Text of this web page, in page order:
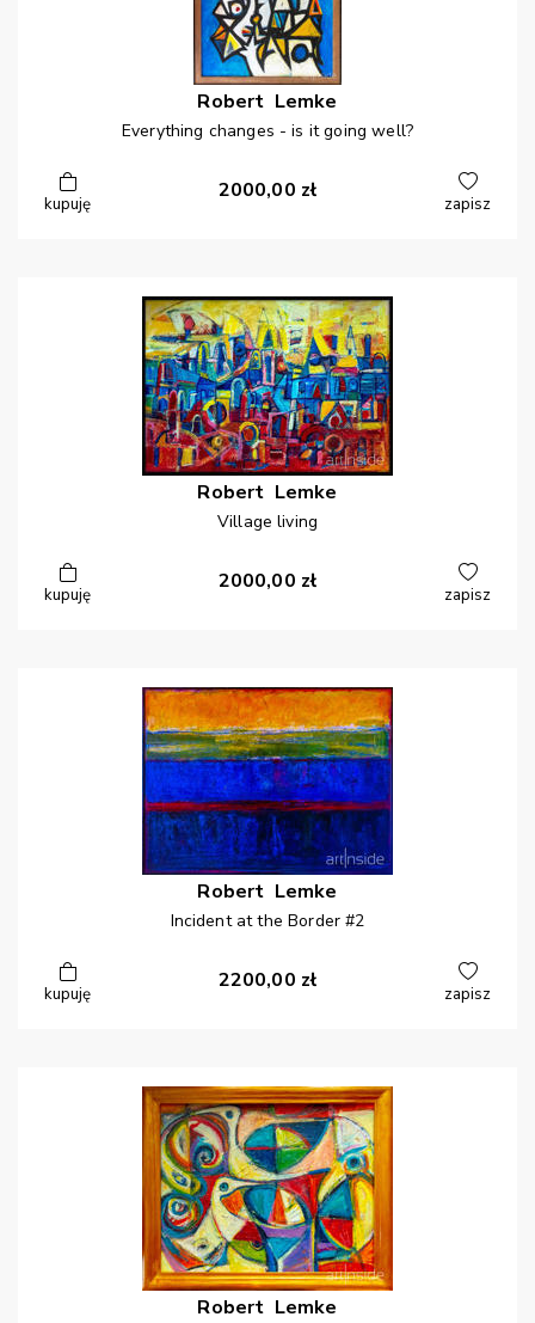
Robert Lemke
Everything changes - is it going well?
kupuję
2000,00 zł
zapisz
Robert Lemke
Village living
kupuję
2000,00 zł
zapisz
Robert Lemke
Incident at the Border #2
kupuję
2200,00 zł
zapisz
Robert Lemke